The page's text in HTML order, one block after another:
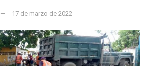
17 de marzo de 2022